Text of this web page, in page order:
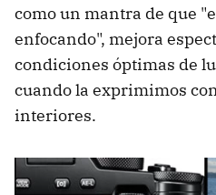
como un mantra de que
enfocando", mejora
condiciones óptimas de
cuando la exprimimos
interiores.